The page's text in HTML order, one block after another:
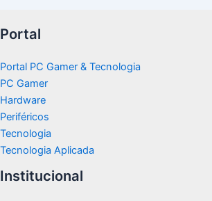
Portal
Portal PC Gamer & Tecnologia
PC Gamer
Hardware
Periféricos
Tecnologia
Tecnologia Aplicada
Institucional